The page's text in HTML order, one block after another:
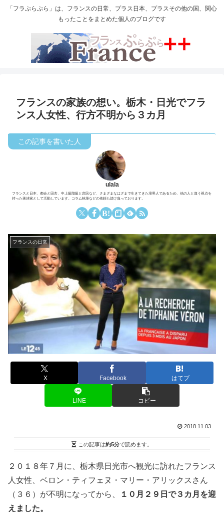
「フラぷらぷら」は、フランスの日常、プラス日本、プラスその他の国、関心
もったことをまとめた個人のブログです
フランスの家族の想い。栃木・日光でフラ
ンス人女性、行方不明から３カ月
ulala
フランスと日本、都会と田舎、中上級階級と庶民など、さまざまなはざまで生きてきた境界人であるため、他の人と違う視点を
持った著述家として活動しています。コラム執筆などの依頼も請け負っております。
フランスの日常
X Facebook はてブ
LINE コピー
2018.11.03
この記事は約5分で読めます。
２０１８年７月に、栃木県日光市へ観光に訪れたフランス
人女性、ベロン・ティフェヌ・マリー・アリックスさん
（３６）が不明になってから、
１０月２９日で３カ月を迎
えました。